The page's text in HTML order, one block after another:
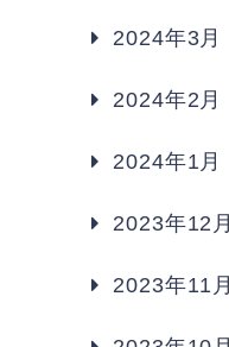
2024年3月
2024年2月
2024年1月
2023年12月
2023年11月